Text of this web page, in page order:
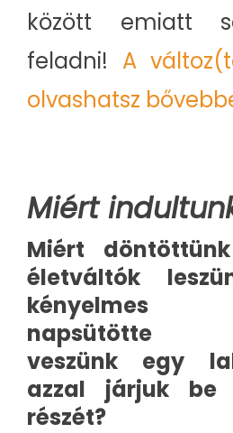
között emiatt
feladni! A
olvashatsz
Miért
Miért
életváltók
kényelmes
napsütötte
veszünk egy
azzal járjuk be
részét?